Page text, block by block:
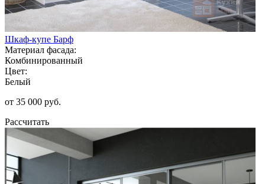
Шкаф-купе Барф
Материал фасада:
Комбинированный
Цвет:
Белый
от 35 000 руб.
Рассчитать